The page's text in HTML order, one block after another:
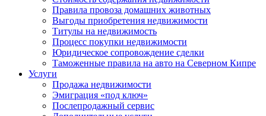
Правила провоза домашних животных
Выгоды приобретения недвижимости
Титулы на недвижимость
Процесс покупки недвижимости
Юридическое сопровождение сделки
Таможенные правила на авто на Северном Кипре
Услуги
Продажа недвижимости
Эмиграция «под ключ»
Послепродажный сервис